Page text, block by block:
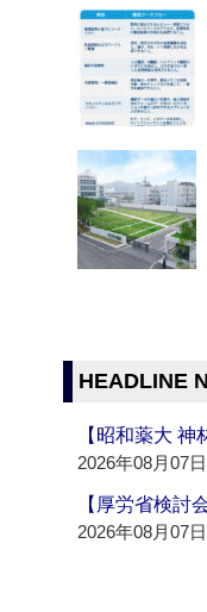
HEADLINE
【昭和薬大
2026年08月07
【厚労省検討
2026年08月07